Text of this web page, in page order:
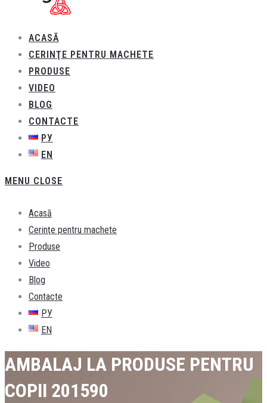
ACASĂ
CERINŢE PENTRU MACHETE
PRODUSE
VIDEO
BLOG
CONTACTE
РУ
EN
MENU CLOSE
Acasă
Cerinţe pentru machete
Produse
Video
Blog
Contacte
РУ
EN
AMBALAJ LA PRODUSE PENTRU
COPII 201590